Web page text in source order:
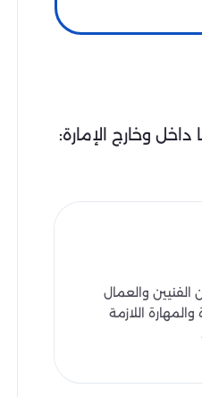
وخارج الإمارة:
والعمال
اللازمة